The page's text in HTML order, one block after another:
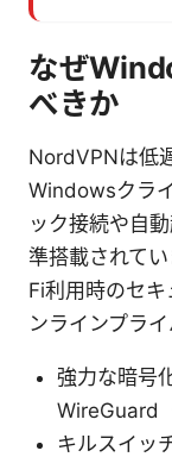
なぜ
べきか
NordVPNは低
Windowsクラ
ック接続や自
準搭載されて
Fi利用時のセ
ンラインプラ
強力な暗号
WireGuard
キルスイッ